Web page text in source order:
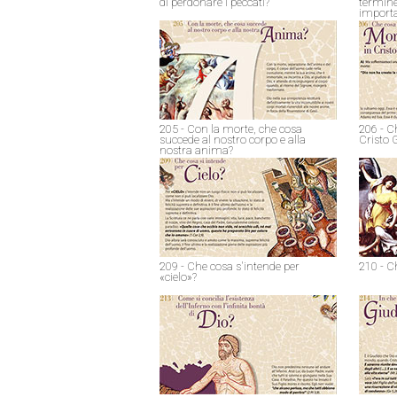
205 - Con la morte, che cosa
succede al nostro corpo e alla
nostra anima?
206 -
Cristo
209 - Che cosa s'intende per
«cielo»?
210 -